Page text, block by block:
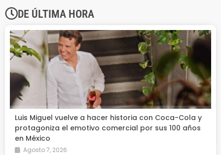
DE ÚLTIMA HORA
Luis Miguel vuelve a hacer historia con Coca-Cola y
protagoniza el emotivo comercial por sus 100 años
en México
Agosto 7, 2026